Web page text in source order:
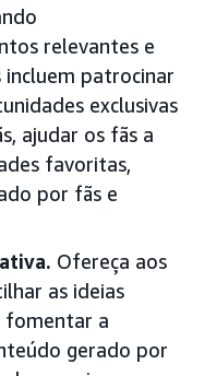
relevantes e
incluem patrocinar
exclusivas
ajudar os fãs a
favoritas,
por fãs e
Ofereça aos
as ideias
fomentar a
gerado por